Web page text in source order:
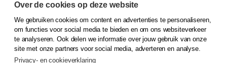
© 2026Koninklijke Boom uitgevers
Klantenservice
Service & informatie
Over de cookies op deze website
We gebruiken cookies om content en advertenties te personaliseren,
om functies voor social media te bieden en om ons websiteverkeer
te analyseren. Ook delen we informatie over jouw gebruik van onze
site met onze partners voor social media, adverteren en analyse.
Privacy- en cookieverklaring